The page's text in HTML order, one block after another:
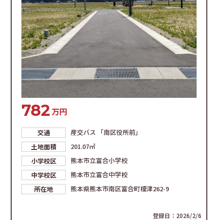
782万円
交通
産交バス 「南区役所前」
土地面積
201.07㎡
小学校区
熊本市立富合小学校
中学校区
熊本市立富合中学校
所在地
熊本県熊本市南区富合町榎津262-9
登録日：2026/2/6